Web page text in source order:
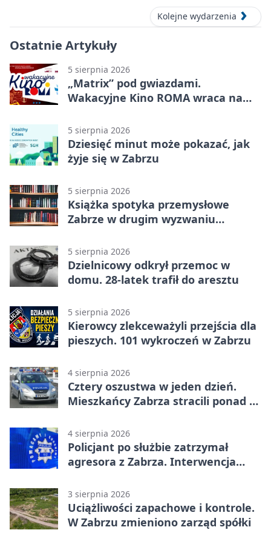
Kolejne wydarzenia
Ostatnie Artykuły
5 sierpnia 2026
„Matrix” pod gwiazdami.
Wakacyjne Kino ROMA wraca na
5 sierpnia 2026
Dziesięć minut może pokazać, jak
żyje się w Zabrzu
5 sierpnia 2026
Książka spotyka przemysłowe
Zabrze w drugim wyzwaniu
5 sierpnia 2026
Dzielnicowy odkrył przemoc w
domu. 28-latek trafił do aresztu
5 sierpnia 2026
Kierowcy zlekceważyli przejścia dla
pieszych. 101 wykroczeń w Zabrzu
4 sierpnia 2026
Cztery oszustwa w jeden dzień.
Mieszkańcy Zabrza stracili ponad 6
4 sierpnia 2026
Policjant po służbie zatrzymał
agresora z Zabrza. Interwencja
3 sierpnia 2026
Uciążliwości zapachowe i kontrole.
W Zabrzu zmieniono zarząd spółki